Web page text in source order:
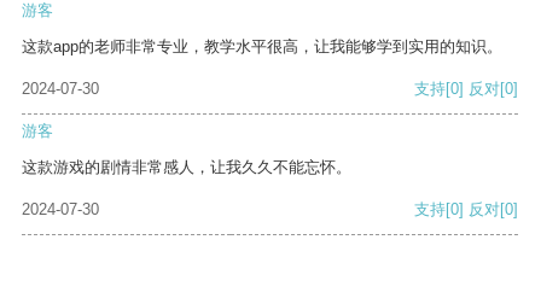
游客
这款app的老师非常专业，教学水平很高，让我能够学到实用的知识。
2024-07-30 支持[0] 反对[0]
游客
这款游戏的剧情非常感人，让我久久不能忘怀。
2024-07-30 支持[0] 反对[0]